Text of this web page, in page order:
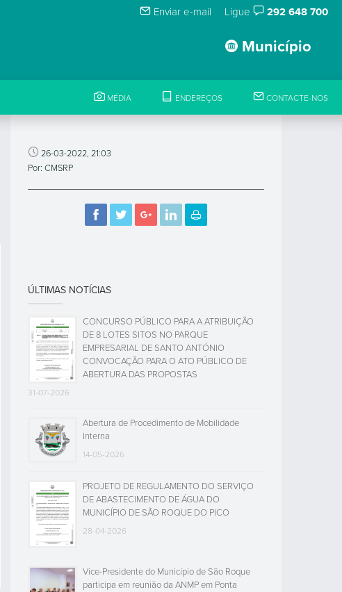
Enviar e-mail Ligue 292 648 700
Município
MÉDIA ENDEREÇOS CONTACTE-NOS
26-03-2022, 21:03
Por: CMSRP
ÚLTIMAS NOTÍCIAS
CONCURSO PÚBLICO PARA A ATRIBUIÇÃO
DE 8 LOTES SITOS NO PARQUE
EMPRESARIAL DE SANTO ANTÓNIO
CONVOCAÇÃO PARA O ATO PÚBLICO DE
ABERTURA DAS PROPOSTAS
31-07-2026
Abertura de Procedimento de Mobilidade
Interna
14-05-2026
PROJETO DE REGULAMENTO DO SERVIÇO
DE ABASTECIMENTO DE ÁGUA DO
MUNICÍPIO DE SÃO ROQUE DO PICO
28-04-2026
Vice-Presidente do Município de São Roque
participa em reunião da ANMP em Ponta